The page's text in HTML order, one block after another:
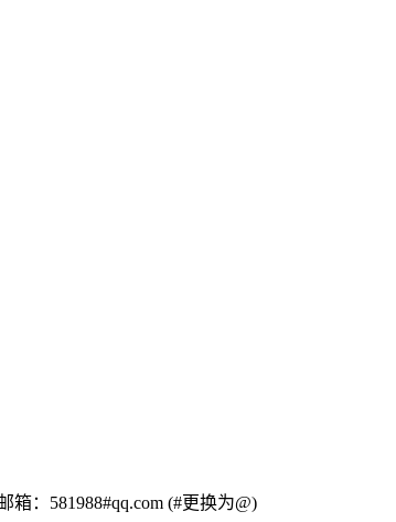
：581988#qq.com (#更换为@)